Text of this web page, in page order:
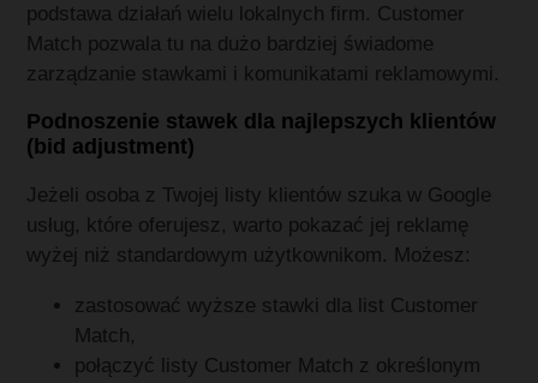
podstawa działań wielu lokalnych firm. Customer
Match pozwala tu na dużo bardziej świadome
zarządzanie stawkami i komunikatami reklamowymi.
Podnoszenie stawek dla najlepszych klientów
(bid adjustment)
Jeżeli osoba z Twojej listy klientów szuka w Google
usług, które oferujesz, warto pokazać jej reklamę
wyżej niż standardowym użytkownikom. Możesz:
zastosować wyższe stawki dla list Customer
Match,
połączyć listy Customer Match z określonym